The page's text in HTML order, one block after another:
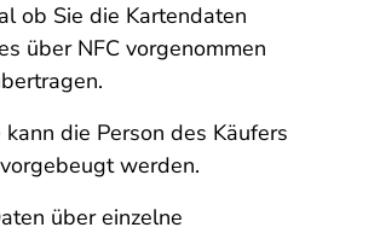
ob Sie die Kartendaten
über NFC vorgenommen
die Person des Käufers
werden.
über einzelne